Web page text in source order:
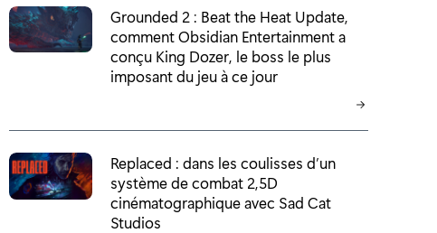
Grounded 2 : Beat the Heat Update,
comment Obsidian Entertainment a
conçu King Dozer, le boss le plus
imposant du jeu à ce jour
Replaced : dans les coulisses d’un
système de combat 2,5D
cinématographique avec Sad Cat
Studios